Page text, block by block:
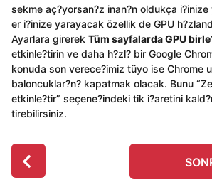
sekme aç?yorsan?z inan?n oldukça
er i?inize yarayacak özellik de GPU
Ayarlara girerek Tüm sayfalarda GPU
etkinle?tirin ve daha h?zl? bir Google
konuda son verece?imiz tüyo ise Chrome
baloncuklar?n? kapatmak olacak. Bunu
etkinle?tir” seçene?indeki tik i?aretini
tirebilirsiniz.
P
o